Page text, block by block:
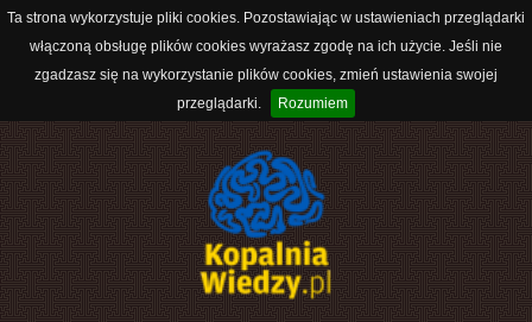
Ta strona wykorzystuje pliki cookies. Pozostawiając w ustawieniach przeglądarki
włączoną obsługę plików cookies wyrażasz zgodę na ich użycie. Jeśli nie
zgadzasz się na wykorzystanie plików cookies, zmień ustawienia swojej
przeglądarki.
Rozumiem